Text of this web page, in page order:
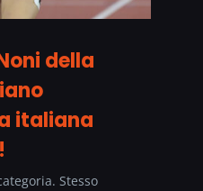
della
italiana
Stesso